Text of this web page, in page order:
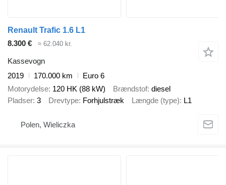
Renault Trafic 1.6 L1
8.300 €
≈ 62.040 kr.
Kassevogn
2019
170.000 km
Euro 6
Motorydelse 120 HK (88 kW) Brændstof diesel
Pladser 3 Drevtype Forhjulstræk Længde (type) L1
Polen, Wieliczka